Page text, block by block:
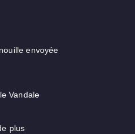
envoyée
Vandale
plus